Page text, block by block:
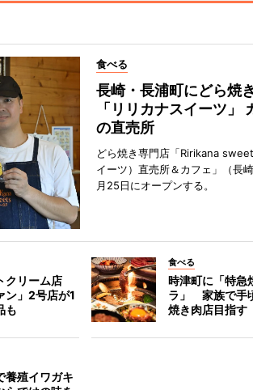
食べる
長崎・長浦町にどら焼
「リリカナスイーツ」
の直売所
どら焼き専門店「Ririkana
イーツ）直売所＆カフェ」（長
月25日にオープンする。
クリーム店
ン」2号店が1
も
食べる
時津町に「特急
ラ」 家族で手
焼き肉店目指す
養殖イワガキ